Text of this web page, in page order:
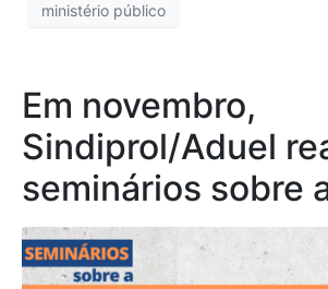
ministério público
Em novembro,
Sindiprol/Aduel
seminários sobre